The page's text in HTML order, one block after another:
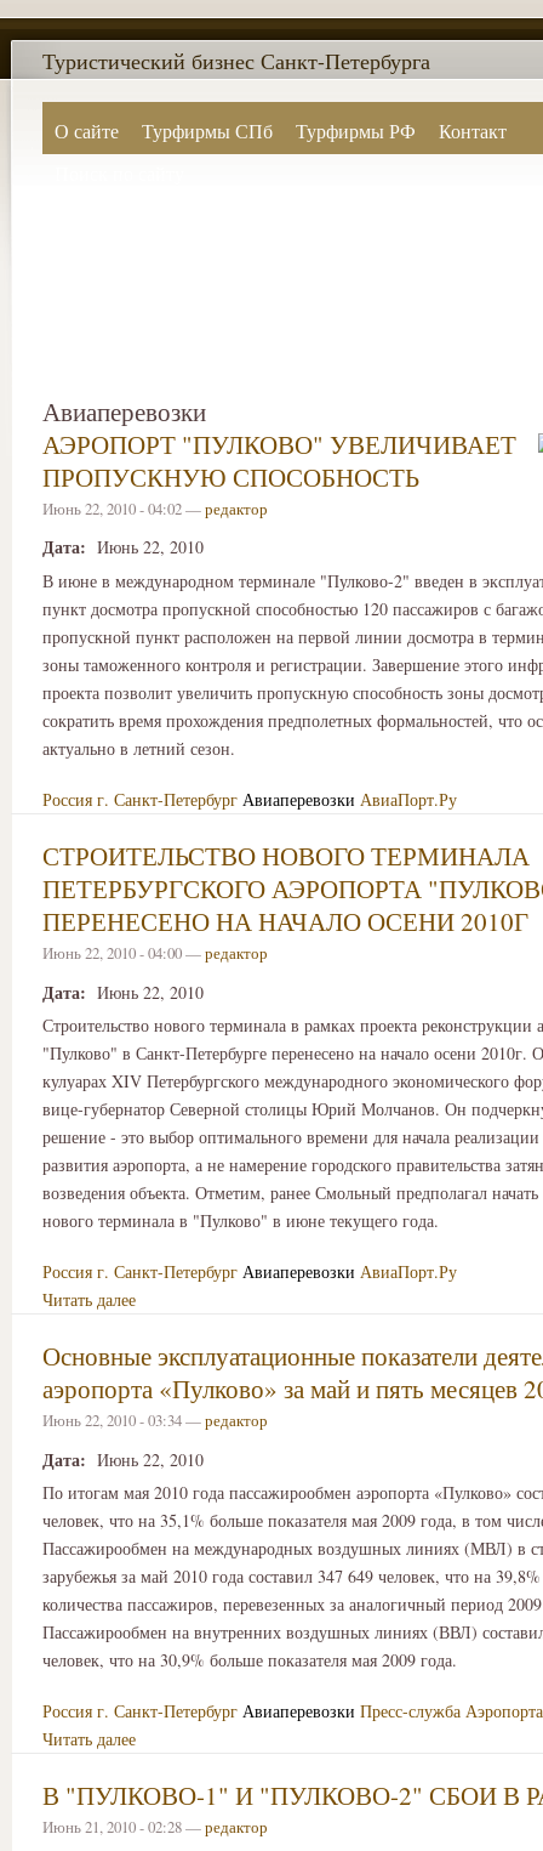
О сайте Турфирмы СПб Турфирмы РФ
Контакт
Туристический бизнес Санкт-Петербурга
Авиаперевозки
АЭРОПОРТ "ПУЛКОВО" УВЕЛИЧИВАЕТ
ПРОПУСКНУЮ СПОСОБНОСТЬ
Июнь 22, 2010 - 04:02 —редактор
Дата: Июнь 22, 2010
В июне в международном терминале "Пулково-2" введен в
пункт досмотра пропускной способностью 120 пассажиров с
пропускной пункт расположен на первой линии досмотра в
зоны таможенного контроля и регистрации. Завершение этого
проекта позволит увеличить пропускную способность зоны
сократить время прохождения предполетных формальностей, что
актуально в летний сезон.
Россия г. Санкт-Петербург Авиаперевозки АвиаПорт.Ру
СТРОИТЕЛЬСТВО НОВОГО ТЕРМИНАЛА
ПЕТЕРБУРГСКОГО АЭРОПОРТА
ПЕРЕНЕСЕНО НА НАЧАЛО ОСЕНИ 2010Г
Июнь 22, 2010 - 04:00 —редактор
Дата: Июнь 22, 2010
Строительство нового терминала в рамках проекта реконструкции
"Пулково" в Санкт-Петербурге перенесено на начало осени 2010г.
кулуарах XIV Петербургского международного экономического
вице-губернатор Северной столицы Юрий Молчанов. Он
решение - это выбор оптимального времени для начала реализации
развития аэропорта, а не намерение городского правительства
возведения объекта. Отметим, ранее Смольный предполагал начать
нового терминала в "Пулково" в июне текущего года.
Россия г. Санкт-Петербург Авиаперевозки АвиаПорт.Ру
Читать далее
Основные эксплуатационные показатели
аэропорта «Пулково» за май и пять месяцев
Июнь 22, 2010 - 03:34 —редактор
Дата: Июнь 22, 2010
По итогам мая 2010 года пассажирообмен аэропорта «Пулково»
человек, что на 35,1% больше показателя мая 2009 года, в том
Пассажирообмен на международных воздушных линиях (МВЛ) в
зарубежья за май 2010 года составил 347 649 человек, что на
количества пассажиров, перевезенных за аналогичный период
Пассажирообмен на внутренних воздушных линиях (ВВЛ)
человек, что на 30,9% больше показателя мая 2009 года.
Россия г. Санкт-Петербург Авиаперевозки Пресс-служба
Читать далее
В "ПУЛКОВО-1" И "ПУЛКОВО-2" СБОИ В
Июнь 21, 2010 - 02:28 —редактор